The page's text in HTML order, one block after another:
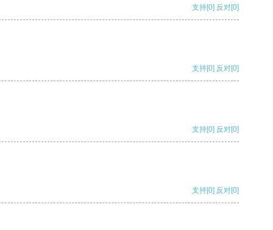
支持[0] 反对[0]
支持[0] 反对[0]
支持[0] 反对[0]
支持[0] 反对[0]